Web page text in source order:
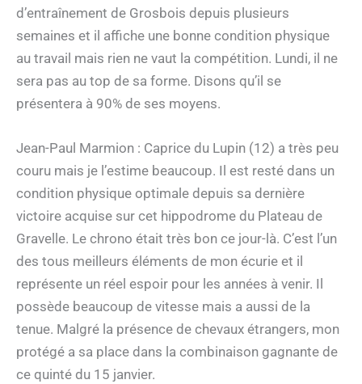
d’entraînement de Grosbois depuis plusieurs
semaines et il affiche une bonne condition physique
au travail mais rien ne vaut la compétition. Lundi, il ne
sera pas au top de sa forme. Disons qu’il se
présentera à 90% de ses moyens.
Jean-Paul Marmion : Caprice du Lupin (12) a très peu
couru mais je l’estime beaucoup. Il est resté dans un
condition physique optimale depuis sa dernière
victoire acquise sur cet hippodrome du Plateau de
Gravelle. Le chrono était très bon ce jour-là. C’est l’un
des tous meilleurs éléments de mon écurie et il
représente un réel espoir pour les années à venir. Il
possède beaucoup de vitesse mais a aussi de la
tenue. Malgré la présence de chevaux étrangers, mon
protégé a sa place dans la combinaison gagnante de
ce quinté du 15 janvier.